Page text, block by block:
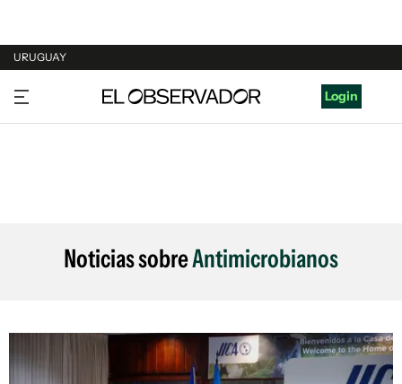
URUGUAY
URUGUAY
ARGENTINA
Login
Noticias sobreAntimicrobianos